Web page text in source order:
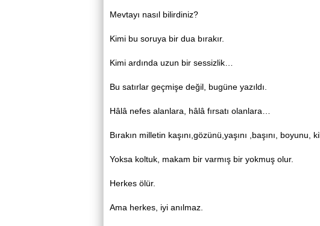
Mevtayı nasıl bilirdiniz?
Kimi bu soruya bir dua bırakır.
Kimi ardında uzun bir sessizlik…
Bu satırlar geçmişe değil, bugüne yazıldı.
Hâlâ nefes alanlara, hâlâ fırsatı olanlara…
Bırakın milletin kaşını,gözünü,yaşını ,başını, boyunu,
Yoksa koltuk, makam bir varmış bir yokmuş olur.
Herkes ölür.
Ama herkes, iyi anılmaz.